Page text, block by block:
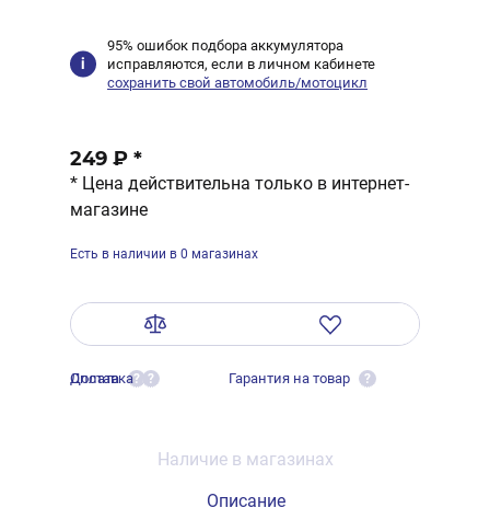
95% ошибок подбора аккумулятора
исправляются, если в личном кабинете
сохранить свой автомобиль/мотоцикл
249 ₽ *
* Цена действительна только в интернет-
магазине
Есть в наличии в 0 магазинах
Оплата ?
Доставка ? Гарантия на товар ?
Наличие в магазинах
Описание